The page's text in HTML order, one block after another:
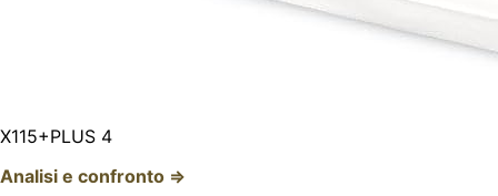
X115+PLUS 4
Analisi e confronto ⇒